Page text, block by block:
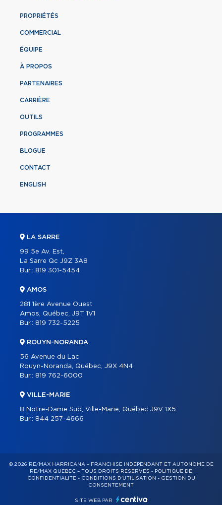
PROPRIÉTÉS
COMMERCIAL
ÉQUIPE
À PROPOS
PARTENAIRES
CARRIÈRE
OUTILS
PROGRAMMES
BLOGUE
CONTACT
ENGLISH
LA SARRE
99 5e Av. Est,
La Sarre Qc J9Z 3A8
Bur.: 819 301-5454
AMOS
281 1ère Avenue Ouest
Amos, Québec, J9T 1V1
Bur.: 819 732-5225
ROUYN-NORANDA
56 Avenue du Lac
Rouyn-Noranda, Québec, J9X 4N4
Bur.: 819 762-6000
VILLE-MARIE
8 Notre-Dame Sud, Ville-Marie, Québec J9V 1X5
Bur.: 844 257-4666
© 2026 RE/MAX HARRICANA – FRANCHISÉ INDÉPENDANT ET AUTONOME DE
RE/MAX QUÉBEC – TOUS DROITS RÉSERVÉS - POLITIQUE DE
CONFIDENTIALITÉ- CONDITIONS D'UTILISATION - GESTION DU
CONSENTEMENT
SITE WEB PAR